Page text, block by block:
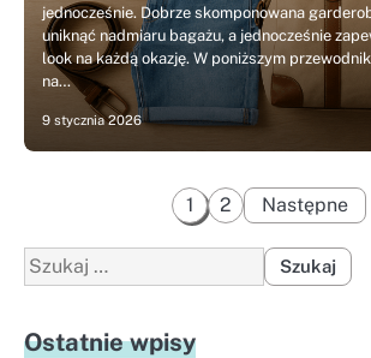
jednocześnie. Dobrze skomponowana
uniknąć nadmiaru bagażu, a jednocześnie
look na każdą okazję. W poniższym
na…
9 stycznia 2026
wpisów
1 2 Następne
Szukaj:
Ostatnie wpisy